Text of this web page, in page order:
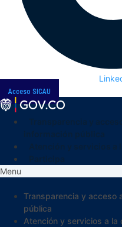
Acceso SICAU
Menu
Transparencia y acceso
pública
Atención y servicios a la